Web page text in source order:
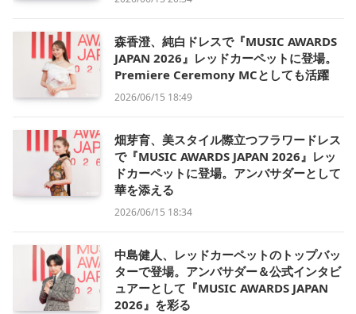
森香澄、純白ドレスで『MUSIC AWARDS
JAPAN 2026』レッドカーペットに登場。
Premiere Ceremony MCとしても活躍
2026/06/15 18:49
畑芽育、美スタイル際立つフラワードレス
で『MUSIC AWARDS JAPAN 2026』レッ
ドカーペットに登場。アンバサダーとして
華を添える
2026/06/15 18:34
中島健人、レッドカーペットのトップバッ
ターで登場。アンバサダー＆公式インタビ
ュアーとして『MUSIC AWARDS JAPAN
2026』を彩る